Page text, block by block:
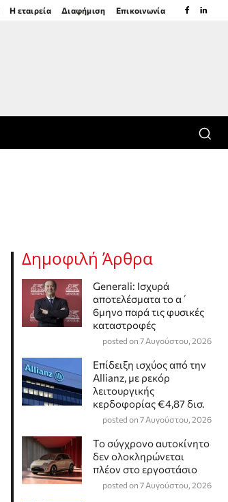
Η εταιρεία Διαφήμιση Επικοινωνία
Δημοφιλή Άρθρα
Generali: Ισχυρά
αποτελέσματα το α΄
6μηνο παρά τις φυσικές
καταστροφές
posted on 7 Αυγούστου, 2026
Επίδειξη ισχύος από την
Allianz, με ρεκόρ
λειτουργικής
κερδοφορίας €4,87 δισ.
posted on 7 Αυγούστου, 2026
Το σύγχρονο αυτοκίνητο
δεν ολοκληρώνεται
πλέον στο εργοστάσιο
posted on 7 Αυγούστου, 2026